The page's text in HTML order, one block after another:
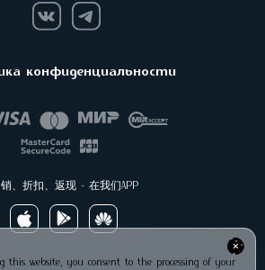
this website, you consent to the processing of your
конфиденциальности
、折扣、返现 - 在我们APP